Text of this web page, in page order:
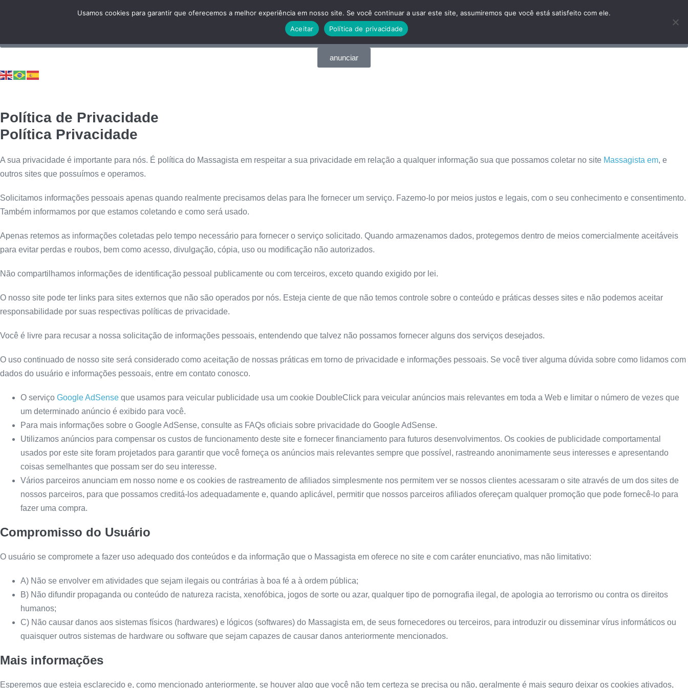
Qual cidade você procura......
anunciar
Política de Privacidade
Política Privacidade
A sua privacidade é importante para nós. É política do Massagista em respeitar a sua privacidade em relação a qualquer informação sua que possamos coletar no site Massagista em, e
outros sites que possuímos e operamos.
Solicitamos informações pessoais apenas quando realmente precisamos delas para lhe fornecer um serviço. Fazemo-lo por meios justos e legais, com o seu conhecimento e consentimento.
Também informamos por que estamos coletando e como será usado.
Apenas retemos as informações coletadas pelo tempo necessário para fornecer o serviço solicitado. Quando armazenamos dados, protegemos dentro de meios comercialmente aceitáveis ​​
para evitar perdas e roubos, bem como acesso, divulgação, cópia, uso ou modificação não autorizados.
Não compartilhamos informações de identificação pessoal publicamente ou com terceiros, exceto quando exigido por lei.
O nosso site pode ter links para sites externos que não são operados por nós. Esteja ciente de que não temos controle sobre o conteúdo e práticas desses sites e não podemos aceitar
responsabilidade por suas respectivas políticas de privacidade.
Você é livre para recusar a nossa solicitação de informações pessoais, entendendo que talvez não possamos fornecer alguns dos serviços desejados.
O uso continuado de nosso site será considerado como aceitação de nossas práticas em torno de privacidade e informações pessoais. Se você tiver alguma dúvida sobre como lidamos com
dados do usuário e informações pessoais, entre em contato conosco.
O serviço Google AdSense que usamos para veicular publicidade usa um cookie DoubleClick para veicular anúncios mais relevantes em toda a Web e limitar o número de vezes que
um determinado anúncio é exibido para você.
Para mais informações sobre o Google AdSense, consulte as FAQs oficiais sobre privacidade do Google AdSense.
Utilizamos anúncios para compensar os custos de funcionamento deste site e fornecer financiamento para futuros desenvolvimentos. Os cookies de publicidade comportamental
usados ​​por este site foram projetados para garantir que você forneça os anúncios mais relevantes sempre que possível, rastreando anonimamente seus interesses e apresentando
coisas semelhantes que possam ser do seu interesse.
Vários parceiros anunciam em nosso nome e os cookies de rastreamento de afiliados simplesmente nos permitem ver se nossos clientes acessaram o site através de um dos sites de
nossos parceiros, para que possamos creditá-los adequadamente e, quando aplicável, permitir que nossos parceiros afiliados ofereçam qualquer promoção que pode fornecê-lo para
fazer uma compra.
Compromisso do Usuário
O usuário se compromete a fazer uso adequado dos conteúdos e da informação que o Massagista em oferece no site e com caráter enunciativo, mas não limitativo:
A) Não se envolver em atividades que sejam ilegais ou contrárias à boa fé a à ordem pública;
B) Não difundir propaganda ou conteúdo de natureza racista, xenofóbica, jogos de sorte ou azar, qualquer tipo de pornografia ilegal, de apologia ao terrorismo ou contra os direitos
humanos;
C) Não causar danos aos sistemas físicos (hardwares) e lógicos (softwares) do Massagista em, de seus fornecedores ou terceiros, para introduzir ou disseminar vírus informáticos ou
quaisquer outros sistemas de hardware ou software que sejam capazes de causar danos anteriormente mencionados.
Mais informações
Esperemos que esteja esclarecido e, como mencionado anteriormente, se houver algo que você não tem certeza se precisa ou não, geralmente é mais seguro deixar os cookies ativados,
Usamos cookies para garantir que oferecemos a melhor experiência em nosso site. Se você continuar a usar este site, assumiremos que você está satisfeito com ele.
Aceitar
Política de privacidade